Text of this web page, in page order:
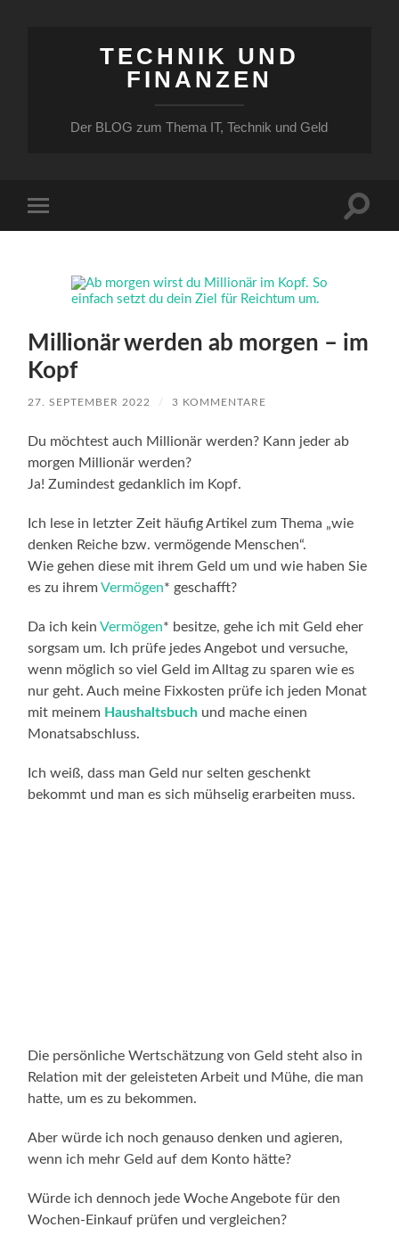
TECHNIK UND
FINANZEN
Der BLOG zum Thema IT, Technik und Geld
Menü
Millionär werden ab morgen – im
Kopf
27. SEPTEMBER 2022 / 3 KOMMENTARE
Du möchtest auch Millionär werden? Kann jeder ab
morgen Millionär werden?
Ja! Zumindest gedanklich im Kopf.
Ich lese in letzter Zeit häufig Artikel zum Thema „wie
denken Reiche bzw. vermögende Menschen“.
Wie gehen diese mit ihrem Geld um und wie haben Sie
es zu ihremVermögen* geschafft?
Da ich keinVermögen* besitze, gehe ich mit Geld eher
sorgsam um. Ich prüfe jedes Angebot und versuche,
wenn möglich so viel Geld im Alltag zu sparen wie es
nur geht. Auch meine Fixkosten prüfe ich jeden Monat
mit meinem Haushaltsbuch und mache einen
Monatsabschluss.
Ich weiß, dass man Geld nur selten geschenkt
bekommt und man es sich mühselig erarbeiten muss.
Die persönliche Wertschätzung von Geld steht also in
Relation mit der geleisteten Arbeit und Mühe, die man
hatte, um es zu bekommen.
Aber würde ich noch genauso denken und agieren,
wenn ich mehr Geld auf dem Konto hätte?
Würde ich dennoch jede Woche Angebote für den
Wochen-Einkauf prüfen und vergleichen?